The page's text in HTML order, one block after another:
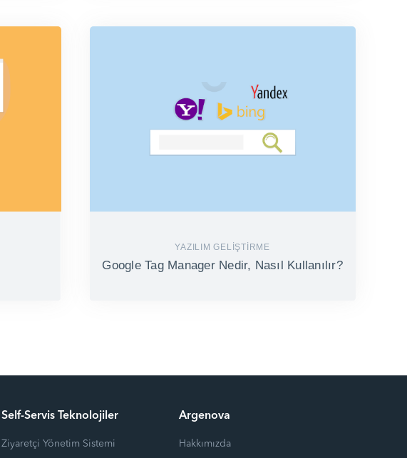
YAZILIM GELIŞTIRME
Google Tag Manager Nedir, Nasıl Kullanılır?
Self-Servis Teknolojiler
Ziyaretçi Yönetim Sistemi
Argenova
Hakkımızda